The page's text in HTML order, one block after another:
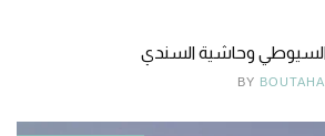
وحاشية السندي
BY